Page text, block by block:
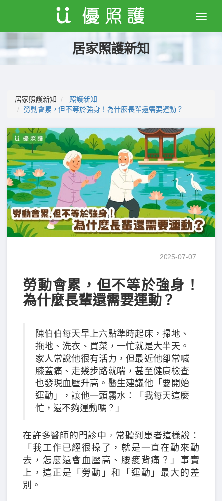
Toggle
居家照護新知
居家照護新知
照護新知
勞動會累，但不等於強身！為什麼長輩還需要運動？
2025-07-07
勞動會累，但不等於強身！
為什麼長輩還需要運動？
陳伯伯每天早上六點準時起床，掃地、
拖地、洗衣、買菜，一忙就是大半天。
家人常說他很有活力，但最近他卻常喊
膝蓋痛、走幾步路就喘，甚至健康檢查
也發現血壓升高。醫生建議他「要開始
運動」，讓他一頭霧水：「我每天這麼
忙，還不夠運動嗎？」
在許多醫師的門診中，常聽到患者這樣說：
「我工作已經很操了，就是一直在動來動
去，怎麼還會血壓高、腰痠背痛？」事實
上，這正是「勞動」和「運動」最大的差
別。